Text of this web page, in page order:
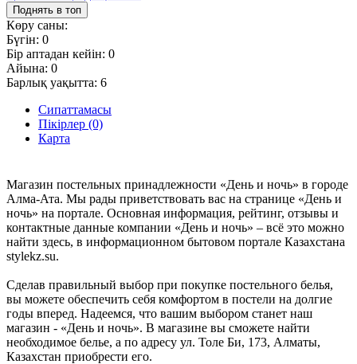
Поднять в топ
Көру саны:
Бүгін: 0
Бір аптадан кейін: 0
Айына: 0
Барлық уақытта: 6
Сипаттамасы
Пікірлер (0)
Карта
Магазин постельных принадлежности «День и ночь» в городе
Алма-Ата. Мы рады приветствовать вас на странице «День и
ночь» на портале. Основная информация, рейтинг, отзывы и
контактные данные компании «День и ночь» – всё это можно
найти здесь, в информационном бытовом портале Казахстана
stylekz.su.
Сделав правильный выбор при покупке постельного белья,
вы можете обеспечить себя комфортом в постели на долгие
годы вперед. Надеемся, что вашим выбором станет наш
магазин - «День и ночь». В магазине вы сможете найти
необходимое белье, а по адресу ул. Толе Би, 173, Алматы,
Казахстан приобрести его.